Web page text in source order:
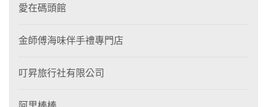
愛在碼頭館
金師傅海味伴手禮專門店
叮昇旅行社有限公司